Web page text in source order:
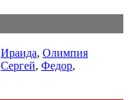
Ираида, Олимпия
Сергей, Федор,